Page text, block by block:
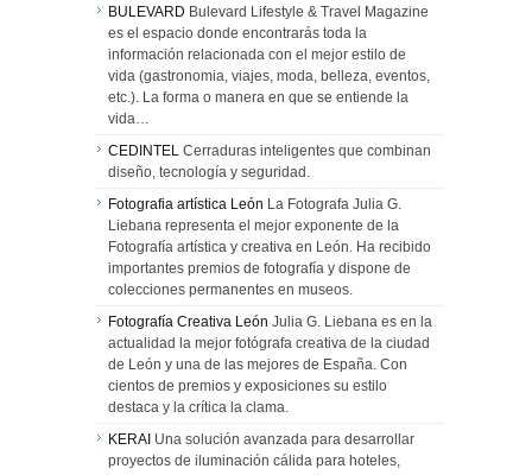
BULEVARD Bulevard Lifestyle & Travel Magazine
es el espacio donde encontrarás toda la
información relacionada con el mejor estilo de
vida (gastronomia, viajes, moda, belleza, eventos,
etc.). La forma o manera en que se entiende la
vida…
CEDINTEL Cerraduras inteligentes que combinan
diseño, tecnología y seguridad.
Fotografia artística León La Fotografa Julia G.
Liebana representa el mejor exponente de la
Fotografía artística y creativa en León. Ha recibido
importantes premios de fotografía y dispone de
colecciones permanentes en museos.
Fotografía Creativa León Julia G. Liebana es en la
actualidad la mejor fotógrafa creativa de la ciudad
de León y una de las mejores de España. Con
cientos de premios y exposiciones su estilo
destaca y la crítica la clama.
KERAI Una solución avanzada para desarrollar
proyectos de iluminación cálida para hoteles,